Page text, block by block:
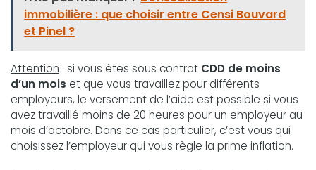
immobilière : que choisir entre Censi Bouvard
et Pinel ?
Attention : si vous êtes sous contrat CDD de moins
d’un mois et que vous travaillez pour différents
employeurs, le versement de l’aide est possible si vous
avez travaillé moins de 20 heures pour un employeur au
mois d’octobre. Dans ce cas particulier, c’est vous qui
choisissez l’employeur qui vous règle la prime inflation.